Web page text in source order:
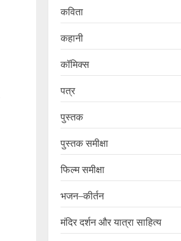
कविता
कहानी
कॉमिक्स
पत्र
पुस्तक
पुस्तक समीक्षा
फिल्म समीक्षा
भजन–कीर्तन
मंदिर दर्शन और यात्रा साहित्य